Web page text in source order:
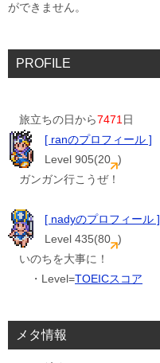
ができません。
PROFILE
旅立ちの日から7471日
[ ranのプロフィール ]
Level 905(20 )
ガンガン行こうぜ！
[ nadyのプロフィール ]
Level 435(80 )
いのちを大事に！
・Level=TOEICスコア
メタ情報